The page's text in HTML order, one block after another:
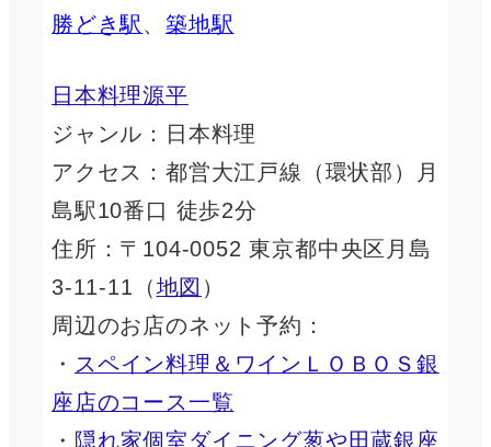
勝どき駅 、築地駅
日本料理源平
ジャンル：日本料理
アクセス：都営大江戸線（環状部）月
島駅10番口 徒歩2分
住所：〒104-0052 東京都中央区月島
3-11-11（地図 ）
周辺のお店のネット予約：
・ スペイン料理＆ワイン ＬＯＢＯＳ 銀
座店のコース一覧
・ 隠れ家個室ダイニング葱や田蔵銀座